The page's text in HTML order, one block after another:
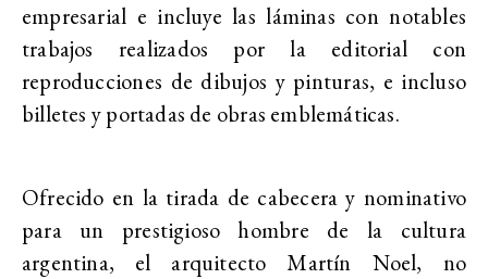
empresarial e incluye las láminas con notables
trabajos realizados por la editorial con
reproducciones de dibujos y pinturas, e incluso
billetes y portadas de obras emblemáticas.
Ofrecido en la tirada de cabecera y nominativo
para un prestigioso hombre de la cultura
argentina, el arquitecto Martín Noel, no